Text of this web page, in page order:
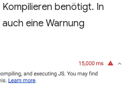
benötigt. In
eine Warnung